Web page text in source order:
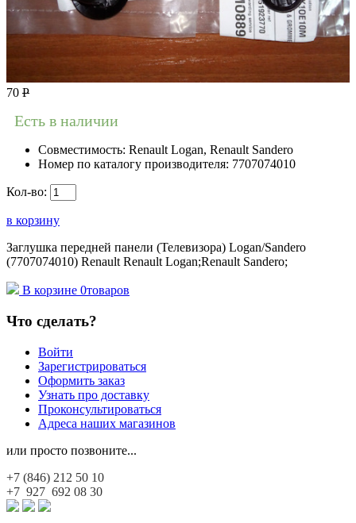
70 Р
Есть в наличии
Совместимость: Renault Logan, Renault Sandero
Номер по каталогу производителя: 7707074010
Кол-во:
в корзину
Заглушка передней панели (Телевизора) Logan/Sandero
(7707074010) Renault Renault Logan;Renault Sandero;
В корзине 0товаров
Что сделать?
Войти
Зарегистрироваться
Оформить заказ
Узнать про доставку
Проконсультироваться
Адреса наших магазинов
или просто позвоните...
+7 (846) 212 50 10
+7 927 692 08 30